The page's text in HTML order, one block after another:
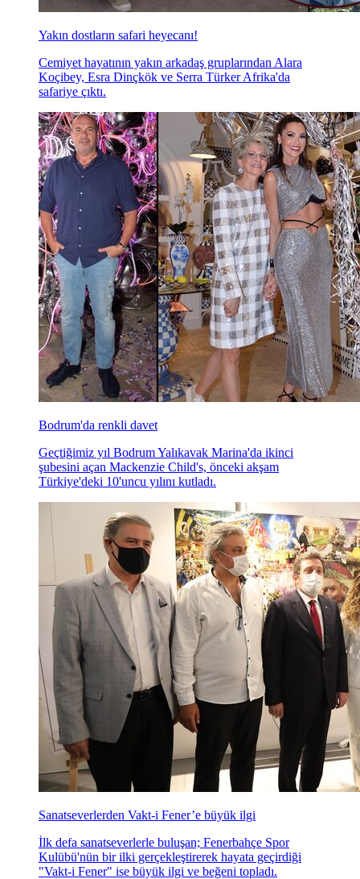
Yakın dostların safari heyecanı!
Cemiyet hayatının yakın arkadaş gruplarından Alara
Koçibey, Esra Dinçkök ve Serra Türker Afrika'da
safariye çıktı.
Bodrum'da renkli davet
Geçtiğimiz yıl Bodrum Yalıkavak Marina'da ikinci
şubesini açan Mackenzie Child's, önceki akşam
Türkiye'deki 10'uncu yılını kutladı.
Sanatseverlerden Vakt-i Fener’e büyük ilgi
İlk defa sanatseverlerle buluşan; Fenerbahçe Spor
Kulübü'nün bir ilki gerçekleştirerek hayata geçirdiği
"Vakt-i Fener" ise büyük ilgi ve beğeni topladı.